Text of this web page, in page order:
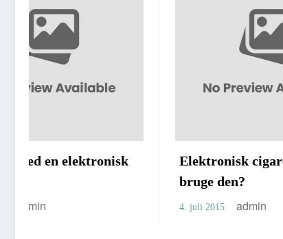
Elektronisk cigaret – Hvorfor